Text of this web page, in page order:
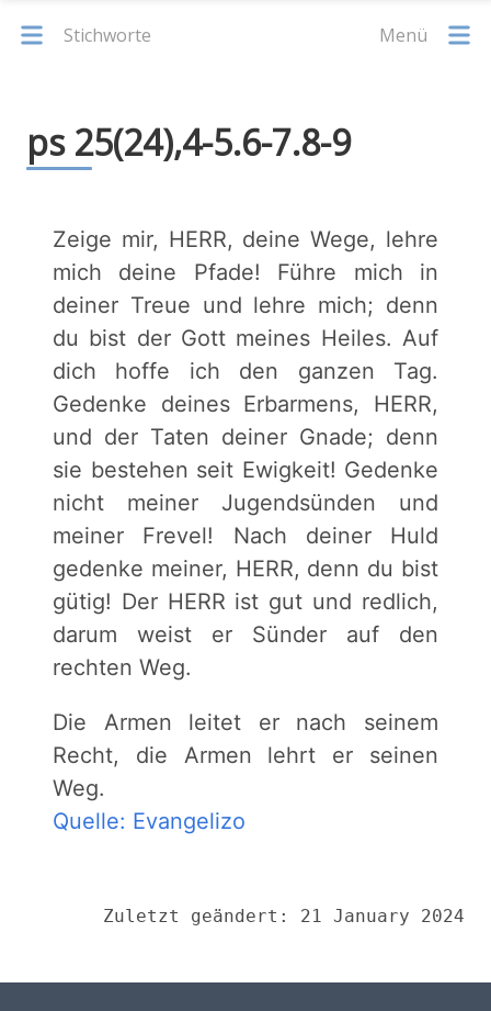
Stichworte Menü
ps 25(24),4-5.6-7.8-9
Zeige mir, HERR, deine Wege, lehre
mich deine Pfade! Führe mich in
deiner Treue und lehre mich; denn
du bist der Gott meines Heiles. Auf
dich hoffe ich den ganzen Tag.
Gedenke deines Erbarmens, HERR,
und der Taten deiner Gnade; denn
sie bestehen seit Ewigkeit! Gedenke
nicht meiner Jugendsünden und
meiner Frevel! Nach deiner Huld
gedenke meiner, HERR, denn du bist
gütig! Der HERR ist gut und redlich,
darum weist er Sünder auf den
rechten Weg.
Die Armen leitet er nach seinem
Recht, die Armen lehrt er seinen
Weg.
Quelle: Evangelizo
Zuletzt geändert: 21 January 2024